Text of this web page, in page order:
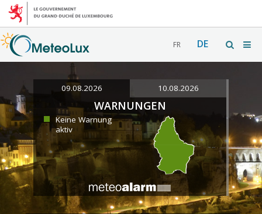
FR DE
09.08.2026 10.08.2026
WARNUNGEN
Keine Warnung
aktiv